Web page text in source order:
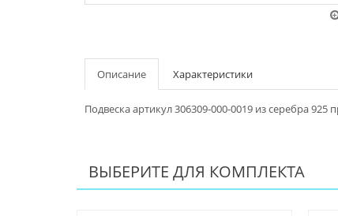
Описание Характеристики
Подвеска артикул 306309-000-0019 из серебра 925
ВЫБЕРИТЕ ДЛЯ КОМПЛЕКТА